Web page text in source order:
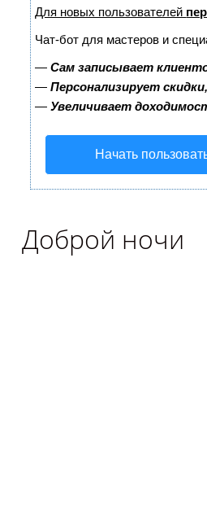
Для новых пользователей
Чат-бот для мастеров и
—Сам записывает
—Персонализирует
—Увеличивает
Начать
Доброй ночи